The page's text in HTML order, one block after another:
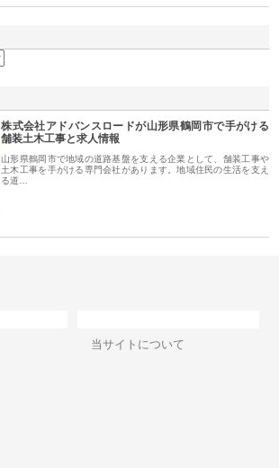
株式会社アドバンスロードが山形県鶴岡市で手がける
舗装土木工事と求人情報
山形県鶴岡市で地域の道路基盤を支える企業として、舗装工事や
土木工事を手がける専門会社があります。地域住民の生活を支え
る道…
当サイトについて